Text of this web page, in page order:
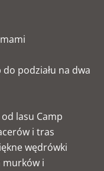
podziału na dwa
lasu Camp
i tras
wędrówki
murków i